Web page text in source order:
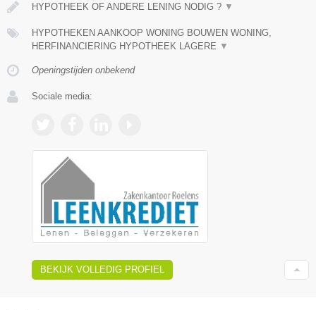
HYPOTHEEK OF ANDERE LENING NODIG ? ▼
HYPOTHEKEN AANKOOP WONING BOUWEN WONING,
HERFINANCIERING HYPOTHEEK LAGERE ▼
Openingstijden onbekend
Sociale media:
BEKIJK VOLLEDIG PROFIEL